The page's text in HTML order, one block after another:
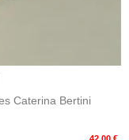
Caterina Bertini